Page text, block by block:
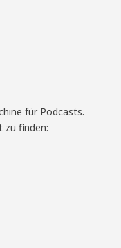
für Podcasts.
zu finden: